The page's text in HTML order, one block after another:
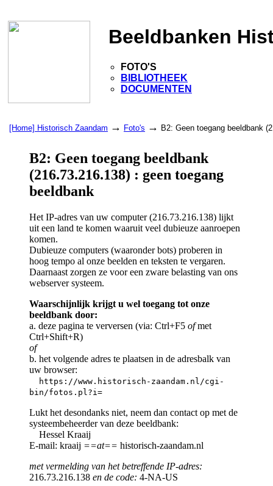
Beeldbanken
FOTO'S
BIBLIOTHEEK
DOCUMENTEN
[Home] Historisch Zaandam → Foto's → B2: Geen toegang beeldbank
B2: Geen toegang beeldbank
(216.73.216.138) : geen toegang
beeldbank
Het IP-adres van uw computer (216.73.216.138) lijkt
uit een land te komen waaruit veel dubieuze aanroepen
komen.
Dubieuze computers (waaronder bots) proberen in
hoog tempo al onze beelden en teksten te vergaren.
Daarnaast zorgen ze voor een zware belasting van ons
webserver systeem.
Waarschijnlijk krijgt u wel toegang tot onze
beeldbank door:
a. deze pagina te verversen (via: Ctrl+F5 ofmet
Ctrl+Shift+R)
of
b. het volgende adres te plaatsen in de adresbalk van
uw browser:
https://www.historisch-zaandam.nl/cgi-
bin/fotos.pl?i=
Lukt het desondanks niet, neem dan contact op met de
systeembeheerder van deze beeldbank:
Hessel Kraaij
E-mail: kraaij ==at== historisch-zaandam.nl
met vermelding van het betreffende IP-adres:
216.73.216.138 en de code: 4-NA-US